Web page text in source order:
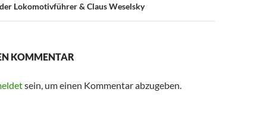
Lokomotivführer & Claus Weselsky
KOMMENTAR
sein, um einen Kommentar abzugeben.